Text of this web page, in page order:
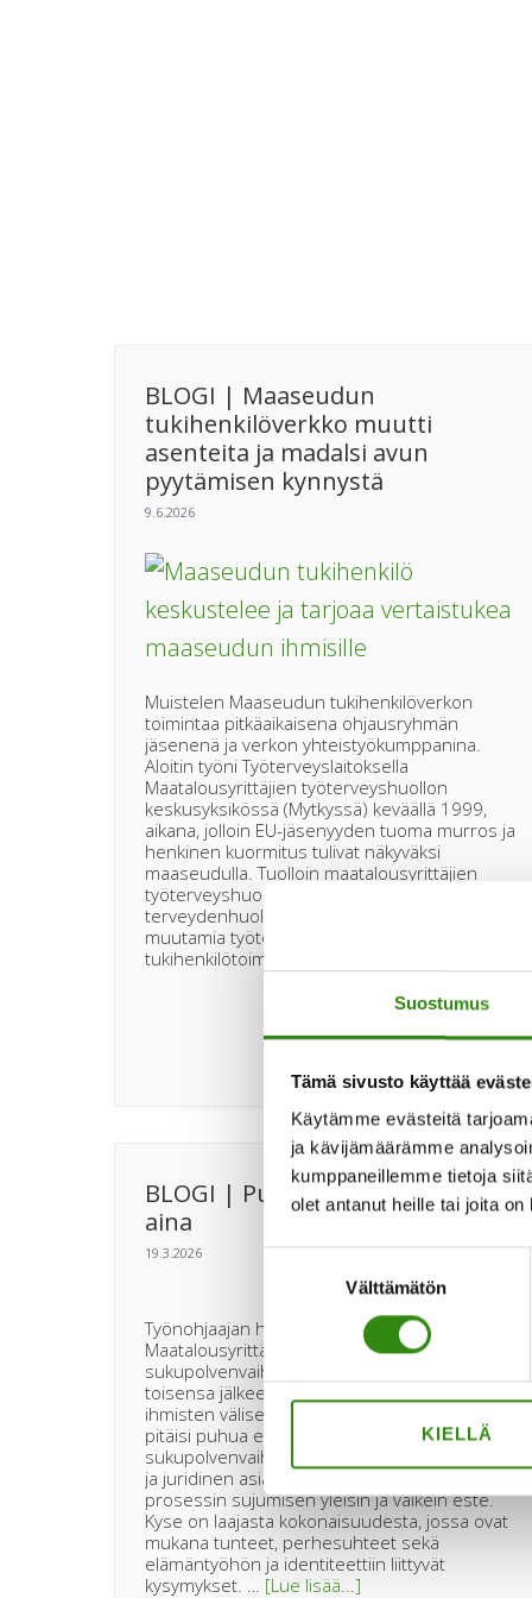
Suostumus
Tämä sivusto käyttää
Käytämme evästeitä
ja kävijämäärämme
kumppaneillemme tietoja
olet antanut heille tai joita
Välttämätön
KIELLÄ
BLOGI | Maaseudun
tukihenkilöverkko muutti
asenteita ja madalsi avun
pyytämisen kynnystä
Muistelen Maaseudun tukihenkilöverkon
toimintaa pitkäaikaisena ohjausryhmän
jäsenenä ja verkon yhteistyökumppanina.
Aloitin työni Työterveyslaitoksella
Maatalousyrittäjien työterveyshuollon
keskusyksikössä (Mytkyssä) keväällä 1999,
aikana, jolloin EU-jäsenyyden tuoma murros ja
henkinen kuormitus tulivat näkyväksi
maaseudulla. Tuolloin maatalousyrittäjien
työterveyshuolto oli osa kunnallista
terveydenhuollon palvelujärjestelmää ja
muutamia työterveyshoitajia oli mukana
tukihenkilötoiminnassa. …
|
muutti
ja
madalsi
avun
kynnystä
BLOGI | Puhuminen kannattaa
aina
Työnohjaajan havaintoja SPV‑prosessista
Maatalousyrittäjien
sukupolvenvaihdosprosesseissa toistuu kerta
toisensa jälkeen sama asia. Koska kyse on
ihmisten välisestä moniulotteisesta asiasta,
pitäisi puhua enemmän kaikesta. Vaikka
sukupolvenvaihdos on aina myös taloudellinen
ja juridinen asia, on tiedon puute silti
prosessin sujumisen yleisin ja vaikein este.
Kyse on laajasta kokonaisuudesta, jossa ovat
mukana tunteet, perhesuhteet sekä
elämäntyöhön ja identiteettiin liittyvät
kysymykset. … [Lue lisää...]